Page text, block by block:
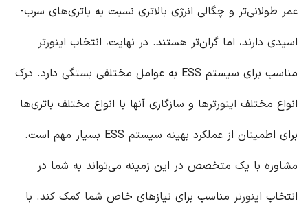
عمر طولانی‌تر و چگالی انرژی بالاتری نسبت به باتری‌های سرب-
اسیدی دارند، اما گران‌تر هستند. در نهایت، انتخاب اینورتر
مناسب برای سیستم ESS به عوامل مختلفی بستگی دارد. درک
انواع مختلف اینورترها و سازگاری آنها با انواع مختلف باتری‌ها
برای اطمینان از عملکرد بهینه سیستم ESS بسیار مهم است.
مشاوره با یک متخصص در این زمینه می‌تواند به شما در
انتخاب اینورتر مناسب برای نیازهای خاص شما کمک کند. با